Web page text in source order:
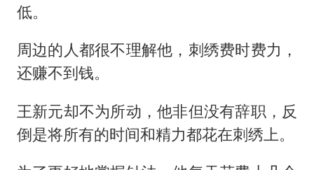
低。
周边的人都很不理解他，刺绣费时费力，
还赚不到钱。
王新元却不为所动，他非但没有辞职，反
倒是将所有的时间和精力都花在刺绣上。